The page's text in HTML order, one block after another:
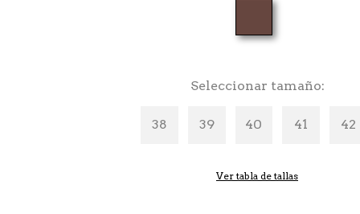
Seleccionar tamaño
38 39 40 41 42
Ver tabla de tallas